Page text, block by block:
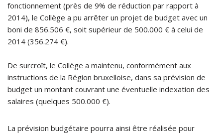
fonctionnement (près de 9% de réduction par rapport à
2014), le Collège a pu arrêter un projet de budget avec un
boni de 856.506 €, soit supérieur de 500.000 € à celui de
2014 (356.274 €).
De surcroît, le Collège a maintenu, conformément aux
instructions de la Région bruxelloise, dans sa prévision de
budget un montant couvrant une éventuelle indexation des
salaires (quelques 500.000 €).
La prévision budgétaire pourra ainsi être réalisée pour